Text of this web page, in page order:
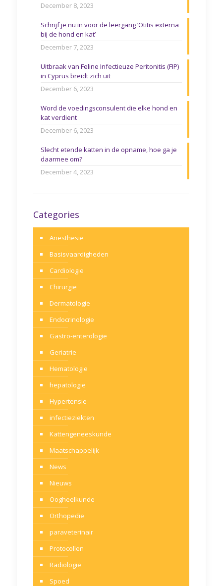
December 8, 2023
Schrijf je nu in voor de leergang ‘Otitis externa
bij de hond en kat’
December 7, 2023
Uitbraak van Feline Infectieuze Peritonitis (FIP)
in Cyprus breidt zich uit
December 6, 2023
Word de voedingsconsulent die elke hond en
kat verdient
December 6, 2023
Slecht etende katten in de opname, hoe ga je
daarmee om?
December 4, 2023
Categories
Anesthesie
Basisvaardigheden
Cardiologie
Chirurgie
Dermatologie
Endocrinologie
Gastro-enterologie
Geriatrie
Hematologie
hepatologie
Hypertensie
infectieziekten
Kattengeneeskunde
Maatschappelijk
News
Nieuws
Oogheelkunde
Orthopedie
paraveterinair
Protocollen
Radiologie
Spoed